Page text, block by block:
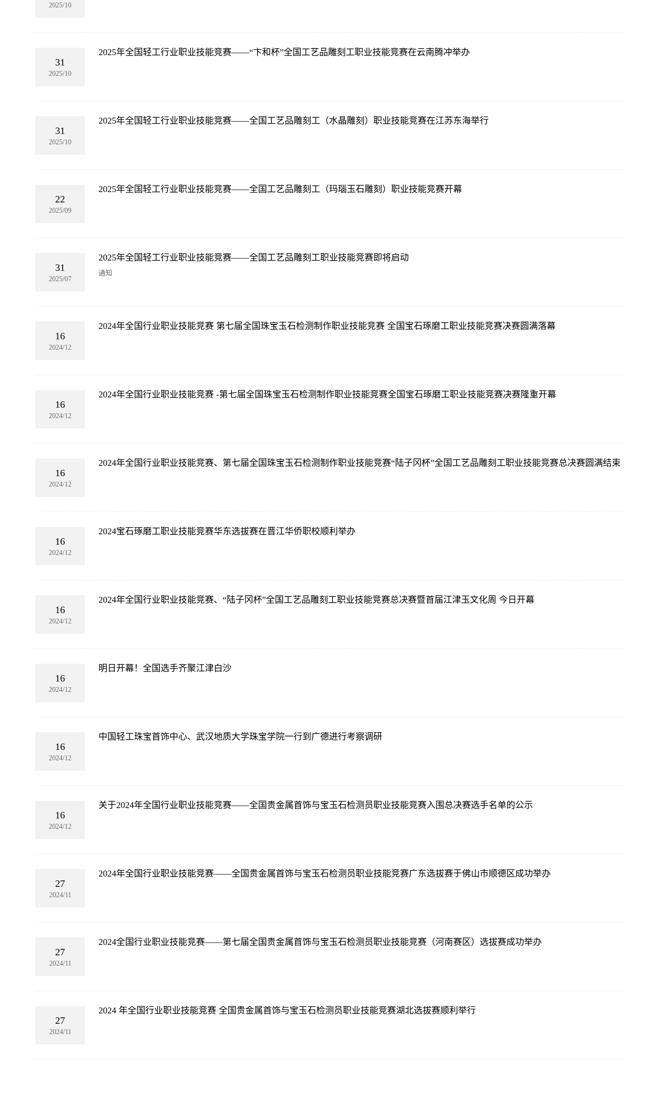
2025/10
31
2025/10
2025年全国轻工行业职业技能竞赛——“卞和杯”全国工艺品雕刻工职业技能竞赛在云南腾冲举办
31
2025/10
2025年全国轻工行业职业技能竞赛——全国工艺品雕刻工（水晶雕刻）职业技能竞赛在江苏东海举行
22
2025/09
2025年全国轻工行业职业技能竞赛——全国工艺品雕刻工（玛瑙玉石雕刻）职业技能竞赛开幕
31
2025/07
2025年全国轻工行业职业技能竞赛——全国工艺品雕刻工职业技能竞赛即将启动
通知
16
2024/12
2024年全国行业职业技能竞赛 第七届全国珠宝玉石检测制作职业技能竞赛 全国宝石琢磨工职业技能竞赛决赛圆满落幕
16
2024/12
2024年全国行业职业技能竞赛 -第七届全国珠宝玉石检测制作职业技能竞赛全国宝石琢磨工职业技能竞赛决赛隆重开幕
16
2024/12
2024年全国行业职业技能竞赛、第七届全国珠宝玉石检测制作职业技能竞赛“陆子冈杯”全国工艺品雕刻工职业技能竞赛总决赛圆满结束
16
2024/12
2024宝石琢磨工职业技能竞赛华东选拔赛在晋江华侨职校顺利举办
16
2024/12
2024年全国行业职业技能竞赛、“陆子冈杯”全国工艺品雕刻工职业技能竞赛总决赛暨首届江津玉文化周 今日开幕
16
2024/12
明日开幕！全国选手齐聚江津白沙
16
2024/12
中国轻工珠宝首饰中心、武汉地质大学珠宝学院一行到广德进行考察调研
16
2024/12
关于2024年全国行业职业技能竞赛——全国贵金属首饰与宝玉石检测员职业技能竞赛入围总决赛选手名单的公示
27
2024/11
2024年全国行业职业技能竞赛——全国贵金属首饰与宝玉石检测员职业技能竞赛广东选拔赛于佛山市顺德区成功举办
27
2024/11
2024全国行业职业技能竞赛——第七届全国贵金属首饰与宝玉石检测员职业技能竞赛（河南赛区）选拔赛成功举办
27
2024/11
2024 年全国行业职业技能竞赛 全国贵金属首饰与宝玉石检测员职业技能竞赛湖北选拔赛顺利举行